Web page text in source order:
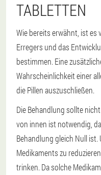
TABLETTEN
Wie bereits erwähnt, ist
Erregers und das
bestimmen. Eine
Wahrscheinlichkeit einer
die Pillen auszuschließen.
Die Behandlung sollte
von innen ist notwendig,
Behandlung gleich Null
Medikaments zu
trinken. Da solche